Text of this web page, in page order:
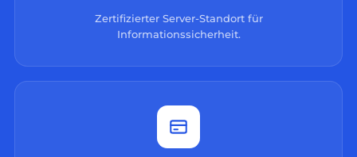
Zertifizierter Server-Standort für
Informationssicherheit.